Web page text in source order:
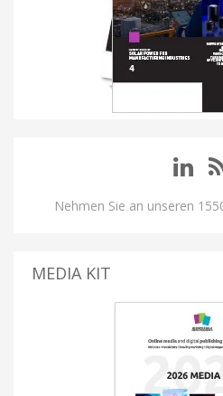
Nehmen Sie an unseren
MEDIA KIT